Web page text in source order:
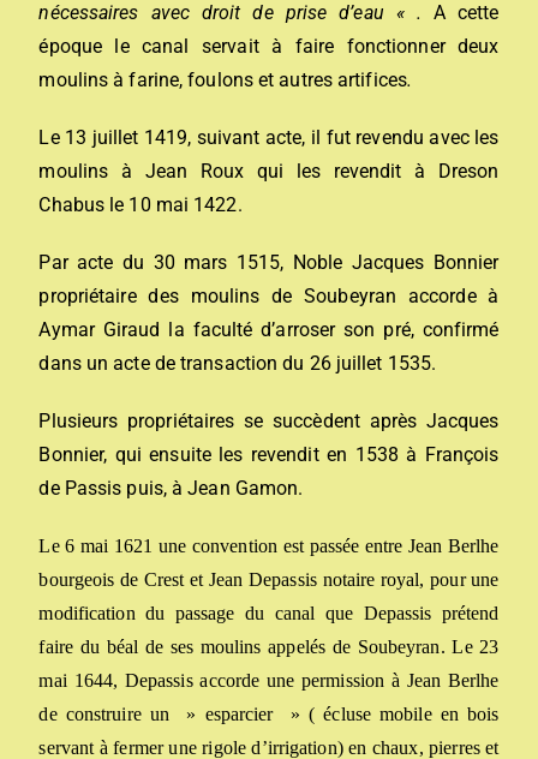
nécessaires avec droit de prise d’eau « .
A cette
époque le canal servait à faire fonctionner deux
moulins à farine, foulons et autres artifices.
Le 13 juillet 1419, suivant acte, il fut revendu avec les
moulins à Jean Roux qui les revendit à Dreson
Chabus le 10 mai 1422.
Par acte du 30 mars 1515, Noble Jacques Bonnier
propriétaire des moulins de Soubeyran accorde à
Aymar Giraud la faculté d’arroser son pré, confirmé
dans un acte de transaction du 26 juillet 1535.
Plusieurs propriétaires se succèdent après Jacques
Bonnier, qui ensuite les revendit en 1538 à François
de Passis puis, à Jean Gamon.
Le 6 mai 1621 une convention est passée entre Jean Berlhe
bourgeois de Crest et Jean Depassis notaire royal,pourune
modification du passage du canal que Depassis prétend
faire du béal de ses moulins appelés de Soubeyran.Le 23
mai 1644, Depassis accorde unepermission à Jean Berlhe
de construire un » esparcier »( écluse mobile en bois
servant àfermer unerigole d’irrigation)en chaux, pierres et